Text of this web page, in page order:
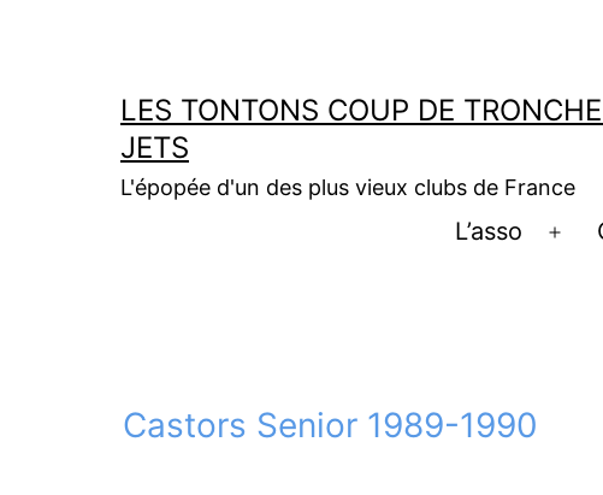
LES TONTONS COUP DE
JETS
L'épopée d'un des plus vieux clubs de France
L’asso
Castors Senior 1989-1990